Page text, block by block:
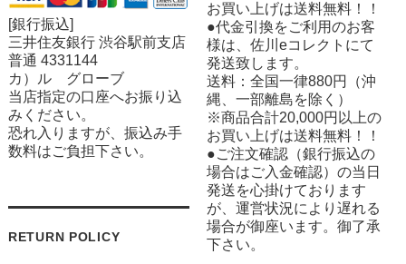
[銀行振込]
三井住友銀行 渋谷駅前支店
普通 4331144
カ）ル グローブ
当店指定の口座へお振り込
みください。
恐れ入りますが、振込み手
数料はご負担下さい。
RETURN POLICY
お買い上げは送料無料！！
●代金引換をご利用のお客
様は、佐川eコレクトにて
発送致します。
送料：全国一律880円（沖
縄、一部離島を除く）
※商品合計20,000円以上の
お買い上げは送料無料！！
●ご注文確認（銀行振込の
場合はご入金確認）の当日
発送を心掛けております
が、運営状況により遅れる
場合が御座います。御了承
下さい。